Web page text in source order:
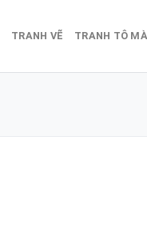
TRANH VẼ TRANH TÔ